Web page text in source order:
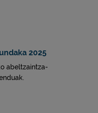
2025
abeltzaintza-